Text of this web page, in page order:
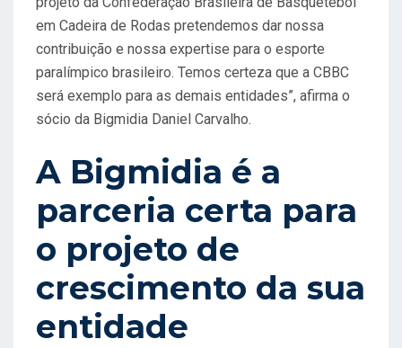
em Cadeira de Rodas pretendemos dar nossa
contribuição e nossa expertise para o esporte
paralímpico brasileiro. Temos certeza que a CBBC
será exemplo para as demais entidades”, afirma o
sócio da Bigmidia Daniel Carvalho.
A Bigmidia é a
parceria certa para
o projeto de
crescimento da sua
entidade